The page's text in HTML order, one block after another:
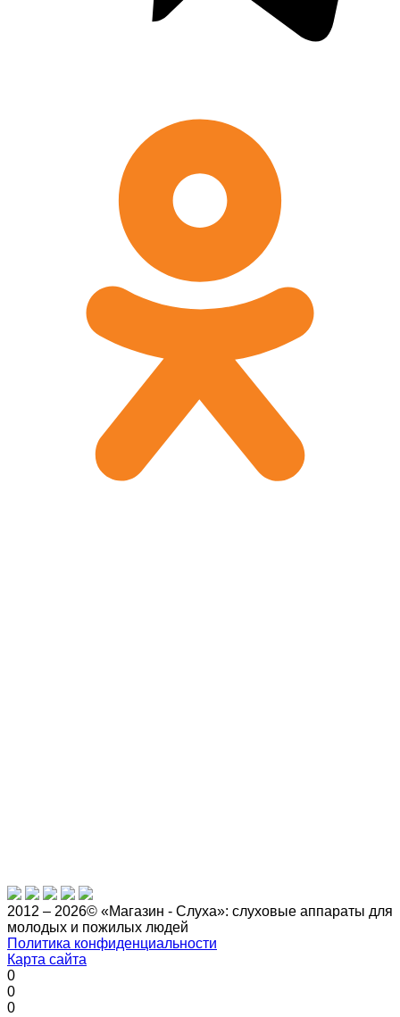
2012 – 2026© «Магазин - Слуха»: слуховые аппараты для
молодых и пожилых людей
Политика конфиденциальности
Карта сайта
0
0
0